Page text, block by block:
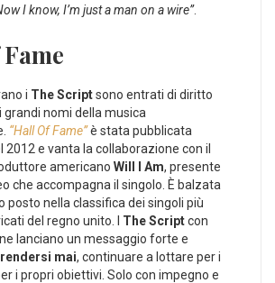
I know, I’m just a man on a wire”.
i The Scriptsono entrati di diritto
grandi nomi della musica
“Hall Of Fame”è stata pubblicata
2012 e vanta la collaborazione con il
americano Will I Am, presente
che accompagna il singolo. È balzata
posto nella classifica dei singoli più
del regno unito. I The Scriptcon
lanciano un messaggio forte e
mai, continuare a lottare per i
i propri obiettivi. Solo con impegno e